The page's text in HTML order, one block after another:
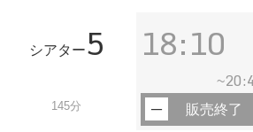
シアター5
145分
18:10
~
販売終了